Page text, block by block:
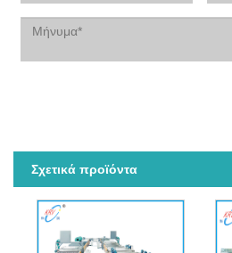
Σχετικά προϊόντα